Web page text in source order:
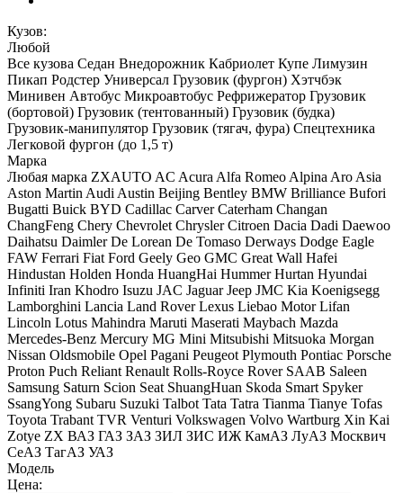
Кузов:
Любой
Все кузова Седан Внедорожник Кабриолет Купе Лимузин
Пикап Родстер Универсал Грузовик (фургон) Хэтчбэк
Минивен Автобус Микроавтобус Рефрижератор Грузовик
(бортовой) Грузовик (тентованный) Грузовик (будка)
Грузовик-манипулятор Грузовик (тягач, фура) Спецтехника
Легковой фургон (до 1,5 т)
Марка
Любая марка ZXAUTO AC Acura Alfa Romeo Alpina Aro Asia
Aston Martin Audi Austin Beijing Bentley BMW Brilliance Bufori
Bugatti Buick BYD Cadillac Carver Caterham Changan
ChangFeng Chery Chevrolet Chrysler Citroen Dacia Dadi Daewoo
Daihatsu Daimler De Lorean De Tomaso Derways Dodge Eagle
FAW Ferrari Fiat Ford Geely Geo GMC Great Wall Hafei
Hindustan Holden Honda HuangHai HummerHurtan Hyundai
Infiniti Iran Khodro Isuzu JAC JaguarJeep JMC Kia Koenigsegg
Lamborghini Lancia Land RoverLexus Liebao Motor Lifan
Lincoln Lotus Mahindra Maruti Maserati Maybach Mazda
Mercedes-Benz Mercury MG Mini Mitsubishi Mitsuoka Morgan
Nissan Oldsmobile Opel Pagani Peugeot Plymouth Pontiac Porsche
Proton Puch Reliant Renault Rolls-Royce Rover SAAB Saleen
Samsung Saturn Scion Seat ShuangHuan Skoda Smart Spyker
SsangYong Subaru Suzuki Talbot Tata Tatra Tianma Tianye Tofas
Toyota Trabant TVR Venturi Volkswagen Volvo Wartburg Xin Kai
Zotye ZX ВАЗ ГАЗ ЗАЗ ЗИЛ ЗИС ИЖ КамАЗ ЛуАЗ Москвич
СеАЗ ТагАЗ УАЗ
Модель
Цена: